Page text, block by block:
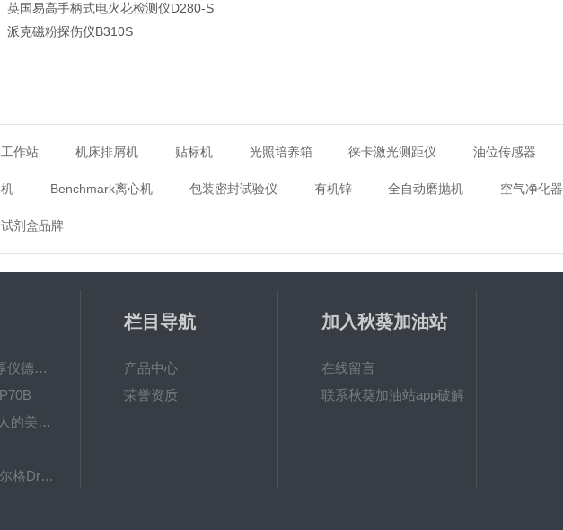
英国易高手柄式电火花检测仪D280-S
派克磁粉探伤仪B310S
作站 机床排屑机 贴标机 光照培养箱 徕卡激光测距仪 油位传感器
Benchmark离心机 包装密封试验仪 有机锌 全自动磨抛机 空气净化器
试剂盒品牌
MPO涂镀层测厚仪德国菲希尔FISCHER
秋葵视频app女人的美容院 600BF秋葵视频app下载安装
8103061德国德尔格Dräger检测管
栏目导航
产品中心
荣誉资质
加入秋葵加油站
在线留言
联系秋葵加油站app破解